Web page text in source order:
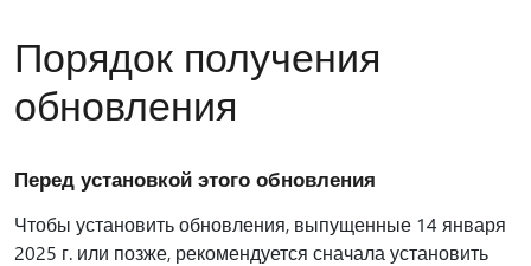
Порядок получения
обновления
Перед установкой этого обновления
Чтобы установить обновления, выпущенные 14 января
2025 г. или позже, рекомендуется сначала установить